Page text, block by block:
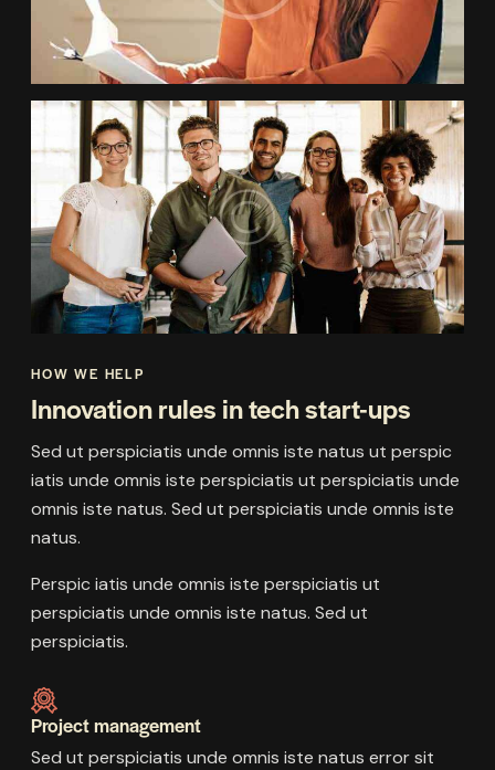
HOW WE HELP
Innovation rules in tech start-ups
Sed ut perspiciatis unde omnis iste natus ut perspic
iatis unde omnis iste perspiciatis ut perspiciatis unde
omnis iste natus. Sed ut perspiciatis unde omnis iste
natus.
Perspic iatis unde omnis iste perspiciatis ut
perspiciatis unde omnis iste natus. Sed ut
perspiciatis.
Project management
Sed ut perspiciatis unde omnis iste natus error sit